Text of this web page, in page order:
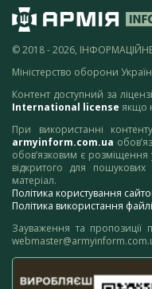
© 2018 - 2026,
Міністерство оборони
Контент доступний за
International license якщо
При використанні
armyinform.com.ua
обов’язковим є
відкритого для
матеріал.
Політика користування
Політика використання
Зауваження та пропозиції